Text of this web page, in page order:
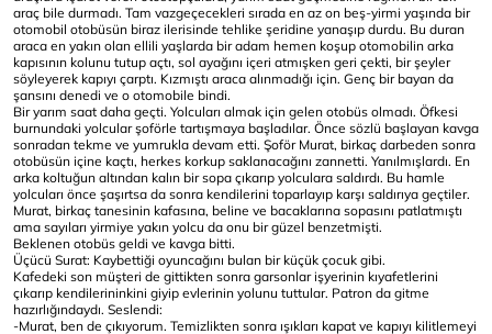
araç bile durmadı. Tam vazgeçecekleri sırada en az on beş-yirmi yaşında bir
otomobil otobüsün biraz ilerisinde tehlike şeridine yanaşıp durdu. Bu duran
araca en yakın olan ellili yaşlarda bir adam hemen koşup otomobilin arka
kapısının kolunu tutup açtı, sol ayağını içeri atmışken geri çekti, bir şeyler
söyleyerek kapıyı çarptı. Kızmıştı araca alınmadığı için. Genç bir bayan da
şansını denedi ve o otomobile bindi.
Bir yarım saat daha geçti. Yolcuları almak için gelen otobüs olmadı. Öfkesi
burnundaki yolcular şoförle tartışmaya başladılar. Önce sözlü başlayan kavga
sonradan tekme ve yumrukla devam etti. Şoför Murat, birkaç darbeden sonra
otobüsün içine kaçtı, herkes korkup saklanacağını zannetti. Yanılmışlardı. En
arka koltuğun altından kalın bir sopa çıkarıp yolculara saldırdı. Bu hamle
yolcuları önce şaşırtsa da sonra kendilerini toparlayıp karşı saldırıya geçtiler.
Murat, birkaç tanesinin kafasına, beline ve bacaklarına sopasını patlatmıştı
ama sayıları yirmiye yakın yolcu da onu bir güzel benzetmişti.
Beklenen otobüs geldi ve kavga bitti.
Üçücü Surat: Kaybettiği oyuncağını bulan bir küçük çocuk gibi.
Kafedeki son müşteri de gittikten sonra garsonlar işyerinin kıyafetlerini
çıkarıp kendilerininkini giyip evlerinin yolunu tuttular. Patron da gitme
hazırlığındaydı. Seslendi:
-Murat, ben de çıkıyorum. Temizlikten sonra ışıkları kapat ve kapıyı kilitlemeyi